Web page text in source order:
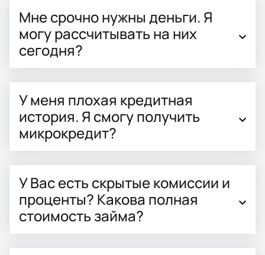
Мне срочно нужны деньги. Я
могу рассчитывать на них
сегодня?
У меня плохая кредитная
история. Я смогу получить
микрокредит?
У Вас есть скрытые комиссии и
проценты? Какова полная
стоимость займа?